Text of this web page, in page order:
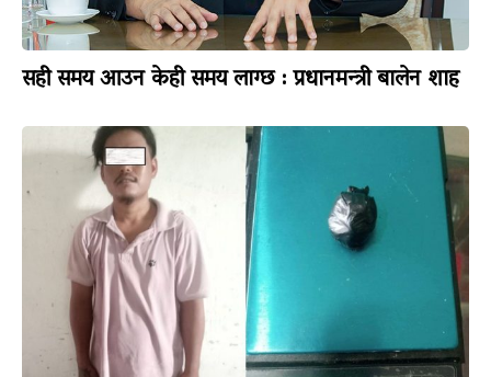
सही समय आउन केही समय लाग्छ : प्रधानमन्त्री बालेन शाह